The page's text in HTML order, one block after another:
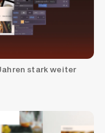
stark weiter